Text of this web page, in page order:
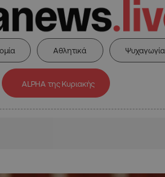
Αθλητικά Ψυχαγωγία
ALPHA της Κυριακής